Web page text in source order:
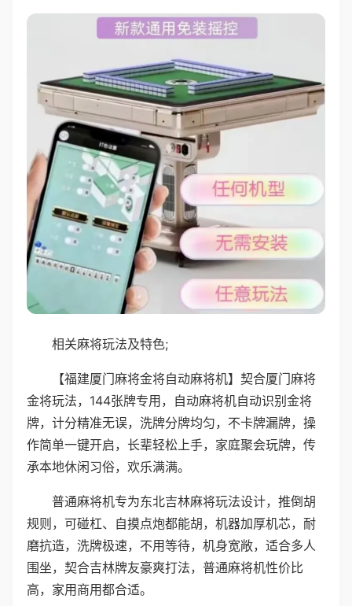
相关麻将玩法及特色;
【福建厦门麻将金将自动麻将机】契合厦门麻将
金将玩法，144张牌专用，自动麻将机自动识别金将
牌，计分精准无误，洗牌分牌均匀，不卡牌漏牌，操
作简单一键开启，长辈轻松上手，家庭聚会玩牌，传
承本地休闲习俗，欢乐满满。
普通麻将机专为东北吉林麻将玩法设计，推倒胡
规则，可碰杠、自摸点炮都能胡，机器加厚机芯，耐
磨抗造，洗牌极速，不用等待，机身宽敞，适合多人
围坐，契合吉林牌友豪爽打法，普通麻将机性价比
高，家用商用都合适。